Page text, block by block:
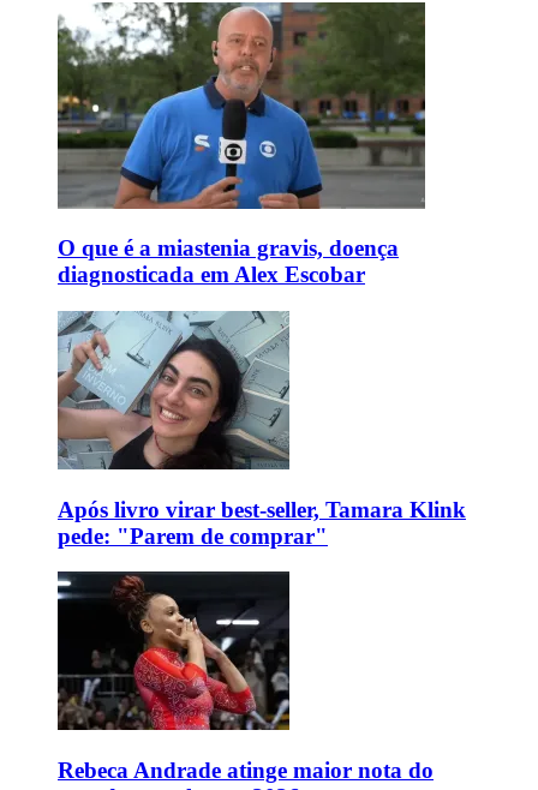
O que é a miastenia gravis, doença
diagnosticada em Alex Escobar
Após livro virar best-seller, Tamara Klink
pede: "Parem de comprar"
Rebeca Andrade atinge maior nota do